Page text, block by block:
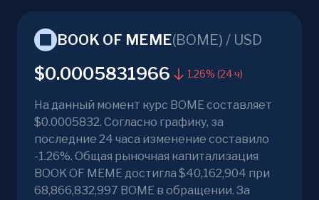
BOOK OF MEME(BOME) / USD
$0.0005831966 1.26% (24 ч)
На данный момент курс BOME составляет
$0.0005832. Согласно графику, за
последние 24 часа изменение составило
-1.26%. Общая рыночная капитализация
BOOK OF MEME достигла $40,162,904 при
68,866,832,997 BOME в обращении. За